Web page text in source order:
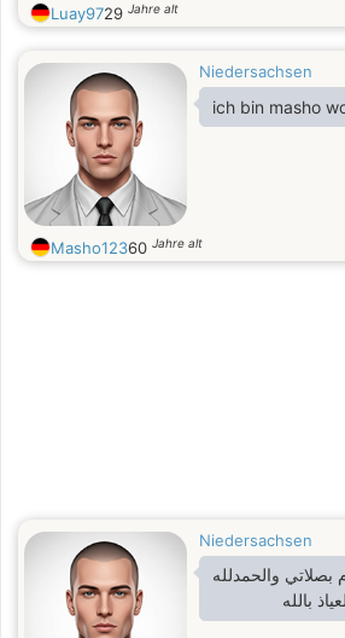
Luay9729 Jahre alt
Niedersachsen
ich bin masho
Masho12360 Jahre alt
Niedersachsen
بصلاتي والحمدلله
بالله